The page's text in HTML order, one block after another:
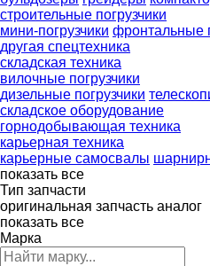
строительные погрузчики
мини-погрузчики фронтальные
другая спецтехника
складская техника
вилочные погрузчики
дизельные погрузчики
складское оборудование
горнодобывающая техника
карьерная техника
карьерные самосвалы
показать все
Тип запчасти
оригинальная запчасть аналог
показать все
Марка